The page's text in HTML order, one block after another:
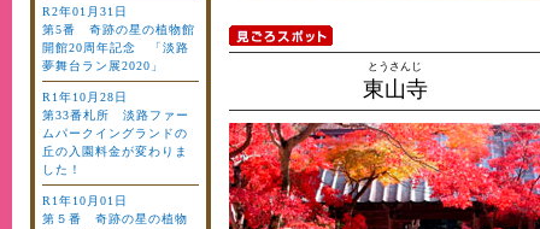
R2年01月31日
第5番 奇跡の星の植物館
開館20周年記念 「淡路
夢舞台ラン展2020」
R1年10月28日
第33番札所 淡路ファー
ムパークイングランドの
丘の入園料金が変わりま
した！
R1年10月01日
第５番 奇跡の星の植物
とうさんじ
東山寺